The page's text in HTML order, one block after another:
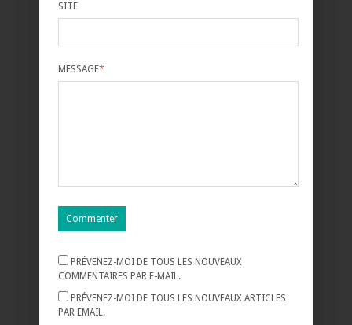
SITE
MESSAGE*
PRÉVENEZ-MOI DE TOUS LES NOUVEAUX
COMMENTAIRES PAR E-MAIL.
PRÉVENEZ-MOI DE TOUS LES NOUVEAUX ARTICLES
PAR EMAIL.